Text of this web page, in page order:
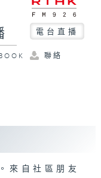
電台直播
聯絡
來自社區朋友